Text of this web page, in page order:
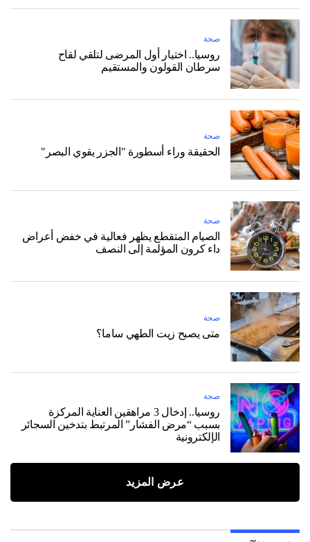
صحة
روسيا.. اختيار أول المرضى لتلقي لقاح
سرطان القولون والمستقيم
صحة
الحقيقة وراء أسطورة "الجزر يقوي البصر"
صحة
الصيام المتقطع يظهر فعالية في خفض أعراض
داء كرون المؤلمة إلى النصف
صحة
متى يصبح زيت الطهي ساما؟
صحة
روسيا.. إدخال 3 مراهقين العناية المركزة
بسبب “مرض الفشار” المرتبط بتدخين السجائر
الإلكترونية
عرض المزيد